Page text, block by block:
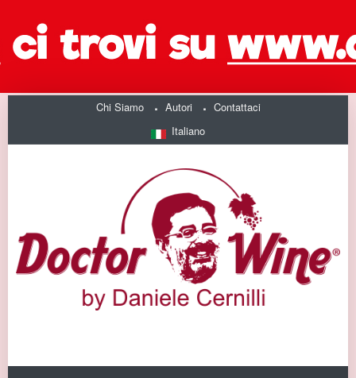
Chi Siamo Autori
Contattaci
Italiano